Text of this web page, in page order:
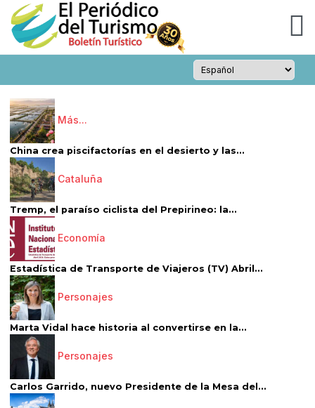
Más...
China crea piscifactorías en el desierto y las...
Cataluña
Tremp, el paraíso ciclista del Prepirineo: la...
Economía
Estadística de Transporte de Viajeros (TV) Abril...
Personajes
Marta Vidal hace historia al convertirse en la...
Personajes
Carlos Garrido, nuevo Presidente de la Mesa del...